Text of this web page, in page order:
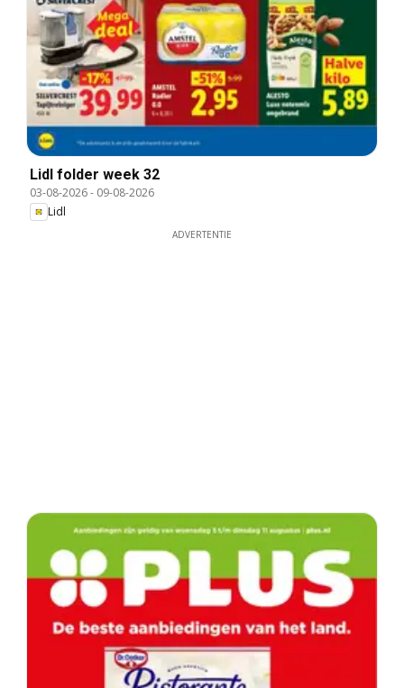
Lidl folder week 32
03-08-2026- 09-08-2026
Lidl
ADVERTENTIE